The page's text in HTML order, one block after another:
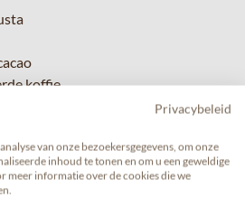
koffie
een intense en uitgebalanceerde
body, romige textuur en
hij de fijnste smaakpapillen.
Privacybeleid
van onze bezoekersgegevens, om onze
inhoud te tonen en om u een geweldige
meer informatie over de cookies die we